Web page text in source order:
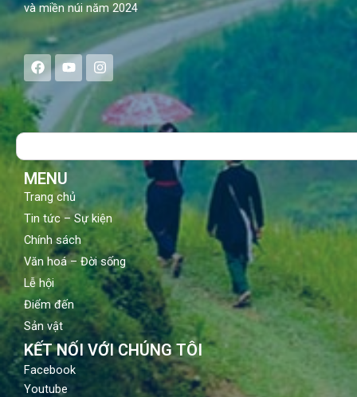
và miền núi năm 2024
F
a
c
e
b
o
Y
o
u
t
u
b
I
n
s
a
g
Search
MENU
Trang chủ
Tin tức – Sự kiện
Chính sách
Văn hoá – Đời sống
Lễ hội
Điểm đến
Sản vật
KẾT NỐI VỚI CHÚNG TÔI
Facebook
Youtube